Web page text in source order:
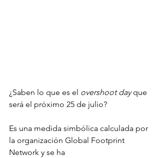
¿Saben lo que es el overshoot day que
será el próximo 25 de julio?
Es una medida simbólica calculada por
la organización Global Footprint
Network y se ha